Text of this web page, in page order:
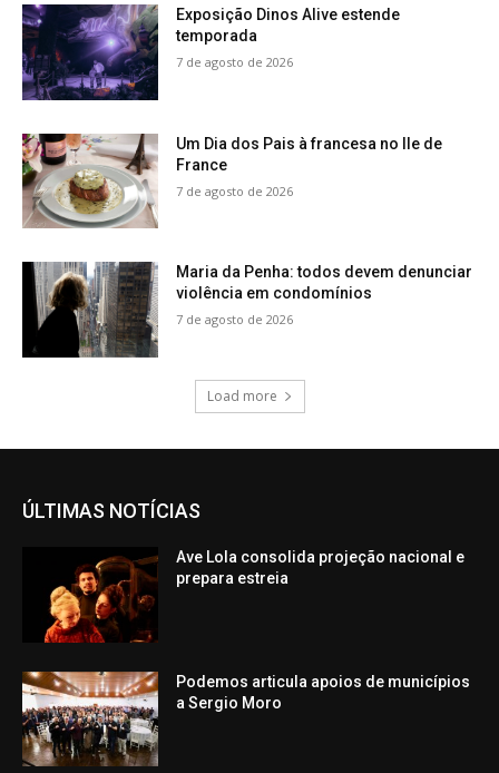
Exposição Dinos Alive estende
temporada
7 de agosto de 2026
Um Dia dos Pais à francesa no Ile de
France
7 de agosto de 2026
Maria da Penha: todos devem denunciar
violência em condomínios
7 de agosto de 2026
Load more
ÚLTIMAS NOTÍCIAS
Ave Lola consolida projeção nacional e
prepara estreia
Podemos articula apoios de municípios
a Sergio Moro